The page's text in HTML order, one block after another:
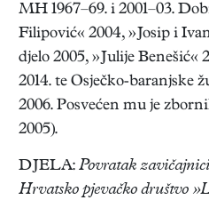
MH 1967–69. i 2001–03.
Filipović« 2004, »Josip i
djelo 2005, »Julije Benešić«
2014. te Osječko-baranjske
2006. Posvećen mu je
2005).
DJELA: Povratak
Hrvatsko pjevačko društvo